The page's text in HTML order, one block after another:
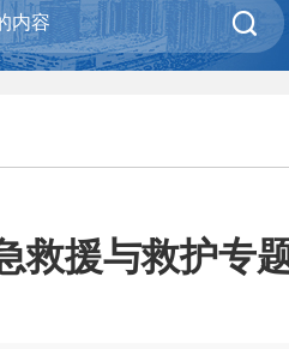

救援与救护专